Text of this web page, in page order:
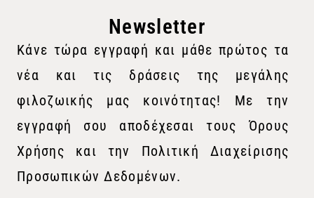
Newsletter
Κάνε τώρα εγγραφή και μάθε πρώτος τα
νέα και τις δράσεις της μεγάλης
φιλοζωικής μας κοινότητας! Με την
εγγραφή σου αποδέχεσαι τους Όρους
Χρήσης και την Πολιτική Διαχείρισης
Προσωπικών Δεδομένων.